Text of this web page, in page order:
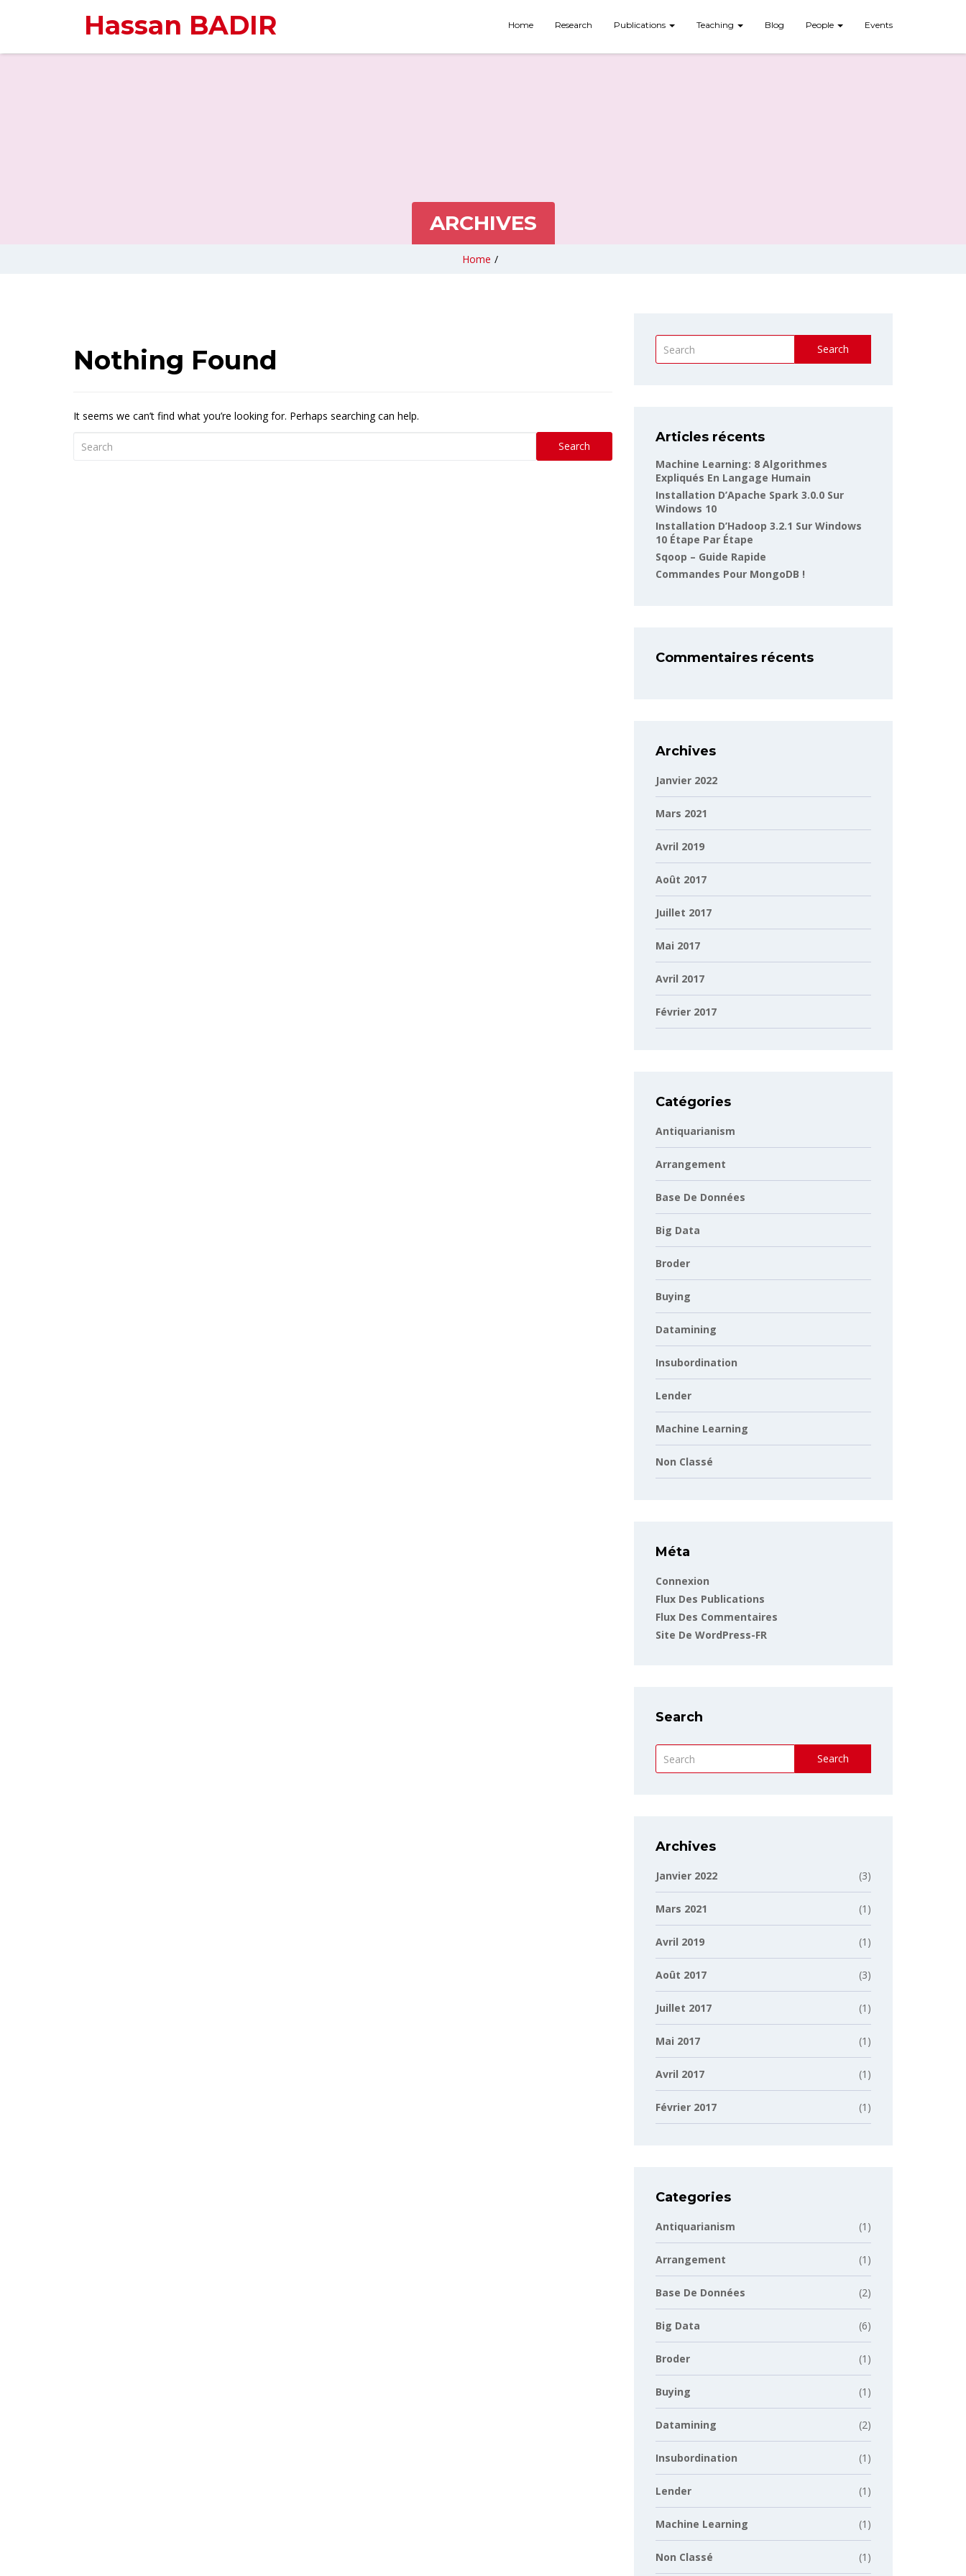
Hassan BADIR Home Research Publications Teaching Blog People Events
ARCHIVES
Home /
Nothing Found
It seems we can’t find what you’re looking for. Perhaps searching can help.
Search
Search
Articles récents
Machine Learning: 8 Algorithmes
Expliqués En Langage Humain
Installation D’Apache Spark 3.0.0 Sur
Windows 10
Installation D’Hadoop 3.2.1 Sur Windows
10 Étape Par Étape
Sqoop – Guide Rapide
Commandes Pour MongoDB !
Commentaires récents
Archives
Janvier 2022
Mars 2021
Avril 2019
Août 2017
Juillet 2017
Mai 2017
Avril 2017
Février 2017
Catégories
Antiquarianism
Arrangement
Base De Données
Big Data
Broder
Buying
Datamining
Insubordination
Lender
Machine Learning
Non Classé
Méta
Connexion
Flux Des Publications
Flux Des Commentaires
Site De WordPress-FR
Search
Search
Archives
Janvier 2022 (3)
Mars 2021 (1)
Avril 2019 (1)
Août 2017 (3)
Juillet 2017 (1)
Mai 2017 (1)
Avril 2017 (1)
Février 2017 (1)
Categories
Antiquarianism (1)
Arrangement (1)
Base De Données (2)
Big Data (6)
Broder (1)
Buying (1)
Datamining (2)
Insubordination (1)
Lender (1)
Machine Learning (1)
Non Classé (1)